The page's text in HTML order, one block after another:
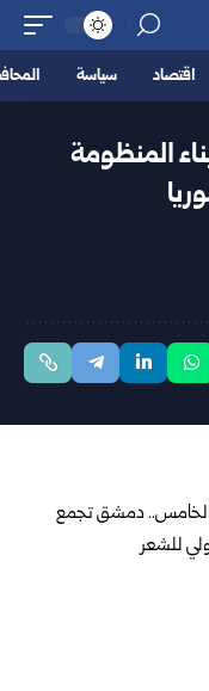
اقتصاد سياسة
المنظومة